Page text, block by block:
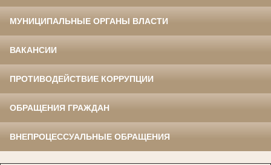
МУНИЦИПАЛЬНЫЕ ОРГАНЫ ВЛАСТИ
ВАКАНСИИ
ПРОТИВОДЕЙСТВИЕ КОРРУПЦИИ
ОБРАЩЕНИЯ ГРАЖДАН
ВНЕПРОЦЕССУАЛЬНЫЕ ОБРАЩЕНИЯ